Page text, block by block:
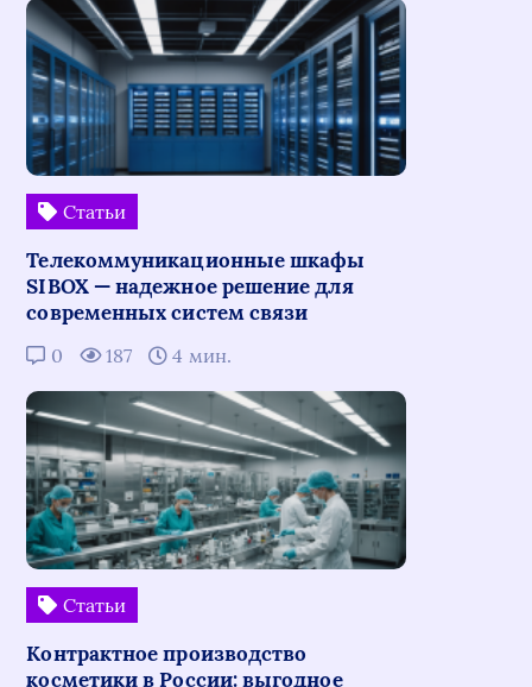
Статьи
Телекоммуникационные шкафы
SIBOX — надежное решение для
современных систем связи
0 187 4 мин.
Статьи
Контрактное производство
косметики в России: выгодное